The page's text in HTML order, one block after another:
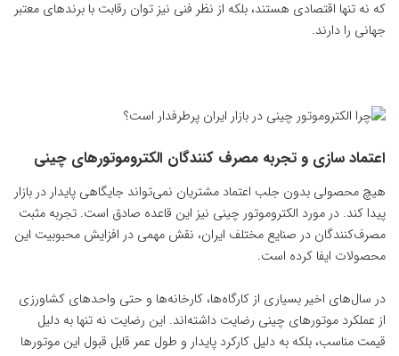
که نه تنها اقتصادی هستند، بلکه از نظر فنی نیز توان رقابت با برندهای معتبر
جهانی را دارند.
اعتماد سازی و تجربه مصرف ‌کنندگان الکتروموتورهای چینی
هیچ محصولی بدون جلب اعتماد مشتریان نمی‌تواند جایگاهی پایدار در بازار
پیدا کند. در مورد الکتروموتور چینی نیز این قاعده صادق است. تجربه مثبت
مصرف‌کنندگان در صنایع مختلف ایران، نقش مهمی در افزایش محبوبیت این
محصولات ایفا کرده است.
در سال‌های اخیر بسیاری از کارگاه‌ها، کارخانه‌ها و حتی واحدهای کشاورزی
از عملکرد موتورهای چینی رضایت داشته‌اند. این رضایت نه تنها به دلیل
قیمت مناسب، بلکه به دلیل کارکرد پایدار و طول عمر قابل قبول این موتورها